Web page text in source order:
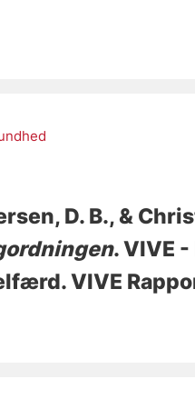
D. B., &
. VIVE
VIVE